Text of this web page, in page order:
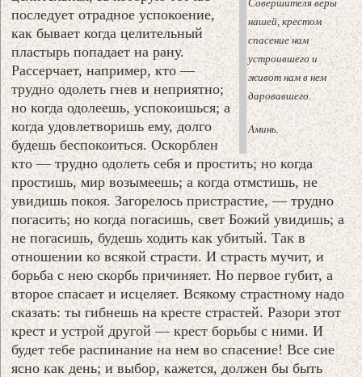
Совершителя веры
нашей, крестом
спасение нам
устроившего и
живот нам в нем
даровавшего.
Аминь.
последует отрадное успокоение,
как бывает когда целительный
пластырь попадает на рану.
Рассерчает, например, кто —
трудно одолеть гнев и неприятно;
но когда одолеешь, успокоишься; а
когда удовлетворишь ему, долго
будешь беспокоиться. Оскорблен
кто — трудно одолеть себя и простить; но когда
простишь, мир возымеешь; а когда отмстишь, не
увидишь покоя. Загорелось пристрастие, — трудно
погасить; но когда погасишь, свет Божий увидишь; а
не погасишь, будешь ходить как убитый. Так в
отношении ко всякой страсти. И страсть мучит, и
борьба с нею скорбь причиняет. Но первое губит, а
второе спасает и исцеляет. Всякому страстному надо
сказать: ты гибнешь на кресте страстей. Разори этот
крест и устрой другой — крест борьбы с ними. И
будет тебе распинание на нем во спасение! Все сие
ясно как день; и выбор, кажется, должен бы быть